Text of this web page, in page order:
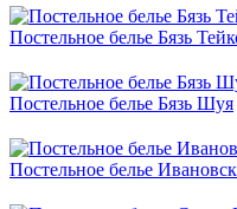
Постельное белье Бязь
Постельное белье Бязь Шуя
Постельное белье